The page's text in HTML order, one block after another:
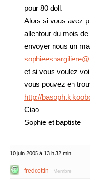
pour 80 doll.
Alors si vous avez
allentour du mois
envoyer nous un
et si vous voulez
vous pouvez en
http://
Ciao
Sophie et baptiste
10 juin 2005 à 13 h 32 min
fredcottin Membre